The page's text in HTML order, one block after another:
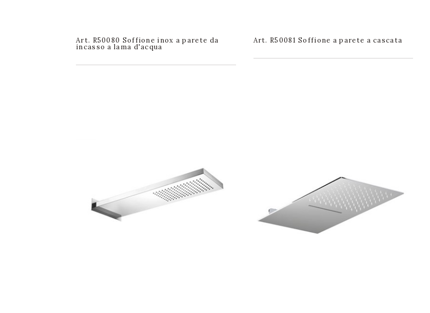
Art. R50080 Soffione inox a parete da
incasso a lama d'acqua
Art. R50081 Soffione a parete a cascata